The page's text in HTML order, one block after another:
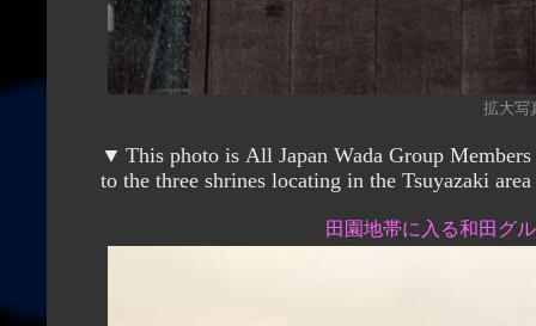
拡大写
▼ This photo is All Japan Wada Group Members going along the path in the green